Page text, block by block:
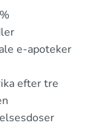
e-apoteker
efter tre